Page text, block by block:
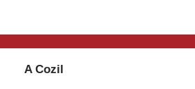
A Cozil